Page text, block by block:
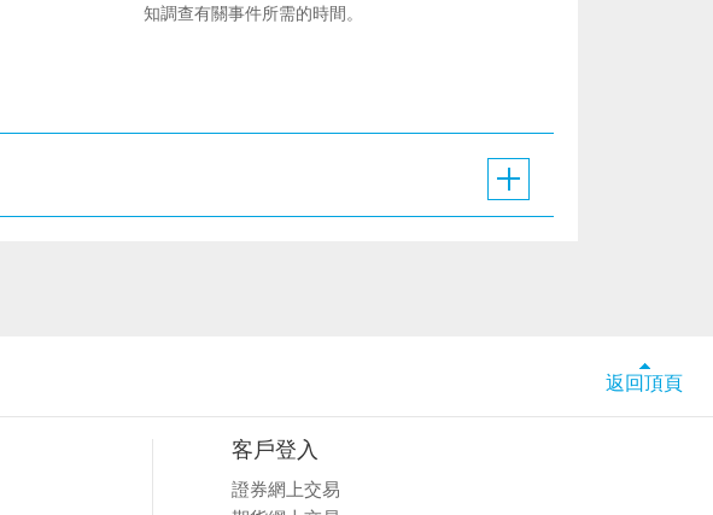
知調查有關事件所需的時間。
返回頂頁
客戶登入
證券網上交易